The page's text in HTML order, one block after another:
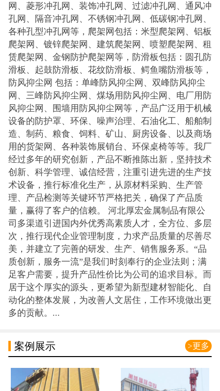
网、菱形冲孔网、装饰冲孔网、过滤冲孔网、通风冲
孔网、隔音冲孔网、不锈钢冲孔网、低碳钢冲孔网、
各种孔型冲孔网等，爬架网包括：米型爬架网、铝板
爬架网、镀锌爬架网、建筑爬架网、喷塑爬架网、租
赁爬架网、金钢防护爬架网等，防滑板包括：圆孔防
滑板、起鼓防滑板、花纹防滑板、鳄鱼嘴防滑板等，
防风抑尘网 包括：单峰防风抑尘网、双峰防风抑尘
网、三峰防风抑尘网、煤场用防风抑尘网、电厂用防
风抑尘网、围墙用防风抑尘网等，产品广泛用于机械
设备的防护罩、环保、噪声治理、石油化工、船舶制
造、制药、粮食、饲料、矿山、厨房设备、以及商场
用的货架网、各种装饰展销台、环保桌椅等等。我厂
经过多年的研究创新，产品不断推陈出新，坚持技术
创新、科学管理、诚信经营，注重引进先进的生产技
术设备，推行标准化生产，从原材料采购、生产管
理、产品检测等关键环节严格把关，确保了产品质
量，赢得了客户的信赖。 河北厚宏金属制品有限公
司多渠道引进国内外优秀高素质人才，全方位、多层
次，推行现代企业管理制度，力求产品质量的尽善尽
美，并建立了完善的研发、生产、销售服务系。“品
质创新，服务一流”是我们时刻奉行的企业法则；满
足客户需要，提升产品性价比为公司的追求目标。而
居于这个厚实的源头，更希望为新型建材智能化、自
动化的整体发展，为改善人文居住，工作环境做出更
多的贡献。...
>更多
案例展示